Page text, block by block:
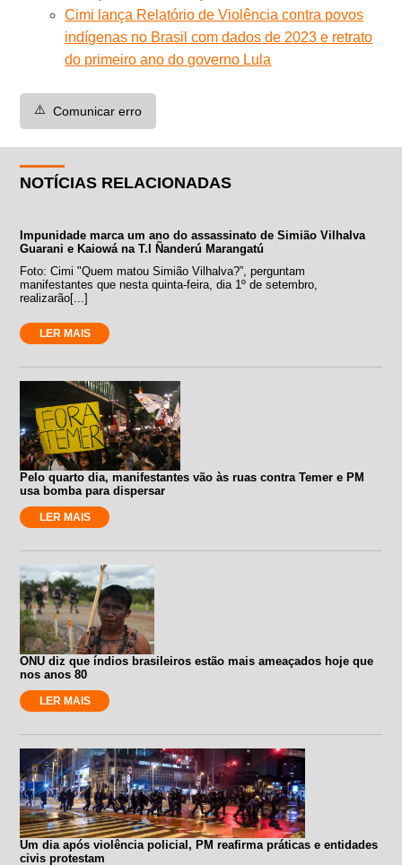
Cimi lança Relatório de Violência contra povos
indígenas no Brasil com dados de 2023 e retrato
do primeiro ano do governo Lula
⚠️ Comunicar erro
NOTÍCIAS RELACIONADAS
Impunidade marca um ano do assassinato de Simião Vilhalva
Guarani e Kaiowá na T.I Ñanderú Marangatú
Foto: Cimi "Quem matou Simião Vilhalva?”, perguntam
manifestantes que nesta quinta-feira, dia 1º de setembro,
realizarão[...]
LER MAIS
Pelo quarto dia, manifestantes vão às ruas contra Temer e PM
usa bomba para dispersar
LER MAIS
ONU diz que índios brasileiros estão mais ameaçados hoje que
nos anos 80
LER MAIS
Um dia após violência policial, PM reafirma práticas e entidades
civis protestam